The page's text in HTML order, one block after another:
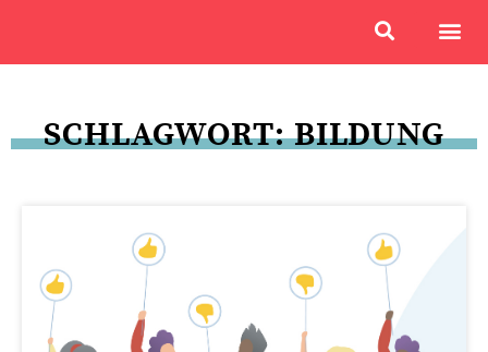
SCHLAGWORT: BILDUNG